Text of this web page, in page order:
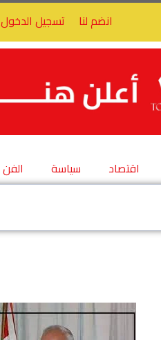
انضم لنا تسجيل الدخول
اقتصاد سياسة
الفن